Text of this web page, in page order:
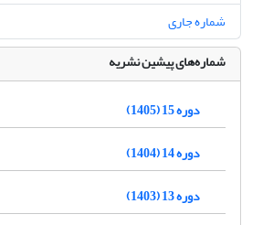
شماره جاری
شماره‌های پیشین نشریه
دوره 15 (1405)
دوره 14 (1404)
دوره 13 (1403)